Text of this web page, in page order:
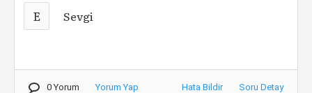
E Sevgi
0 Yorum Yorum Yap Hata Bildir Soru Detay